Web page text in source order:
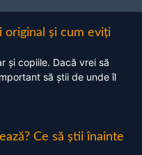
original și cum eviți
și copiile. Dacă vrei să
să știi de unde îl
Ce să știi înainte